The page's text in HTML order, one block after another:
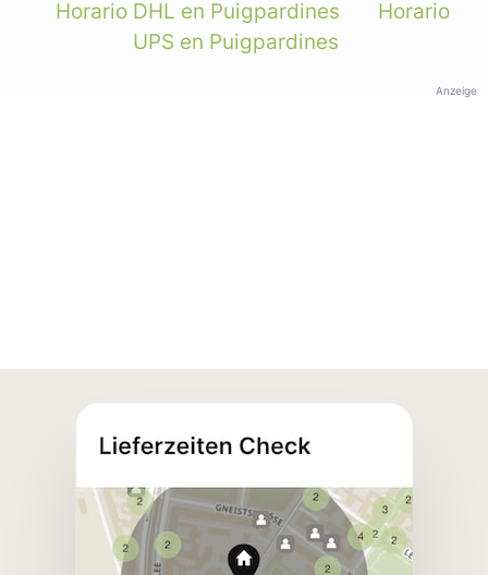
Horario DHL en Puigpardines
Horario
UPS en Puigpardines
Anzeige